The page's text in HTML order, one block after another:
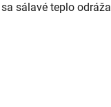
sa sálavé teplo odráža